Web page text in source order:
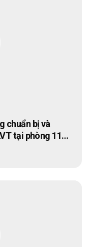
chuẩn bị và
tại phòng 111,